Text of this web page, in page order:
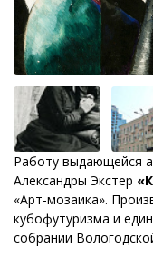
Работу выдающейся
Александры Экстер
«Арт-мозаика».
кубофутуризма и
собрании